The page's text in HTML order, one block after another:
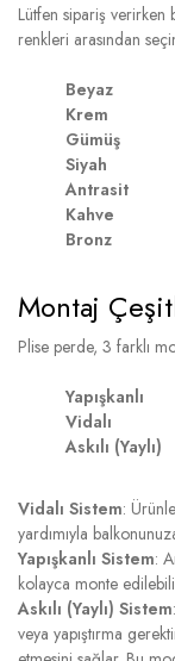
Lütfen sipariş
renkleri arasından
Beyaz
Krem
Gümüş
Siyah
Antrasit
Kahve
Bronz
Montaj
Plise perde, 3 farklı
Yapışkanlı
Vidalı
Askılı (Yaylı)
Vidalı Sistem:
yardımıyla
Yapışkanlı Sistem:
kolayca monte
Askılı (Yaylı) Sistem
veya yapıştırma